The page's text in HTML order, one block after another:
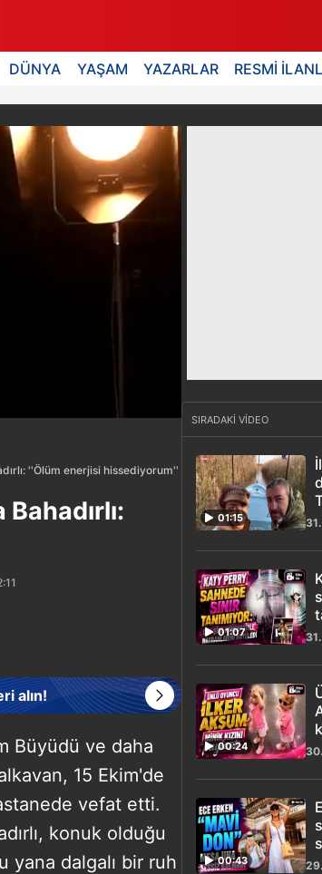
DÜNYA YAŞAM YAZARLAR RESMİ
''Ölüm enerjisi hissediyorum''
alın!
Büyüdü ve daha
15 Ekim'de
vefat etti.
konuk olduğu
yana dalgalı bir ruh
SIRADAKİ VİDEO
01:15
01:07
00:24
00:43